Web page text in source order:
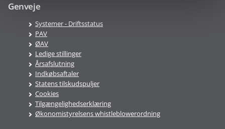
Genveje
Systemer - Driftsstatus
PAV
ØAV
Ledige stillinger
Årsafslutning
Indkøbsaftaler
Statens tilskudspuljer
Cookies
Tilgængelighedserklæring
Økonomistyrelsens whistleblowerordning